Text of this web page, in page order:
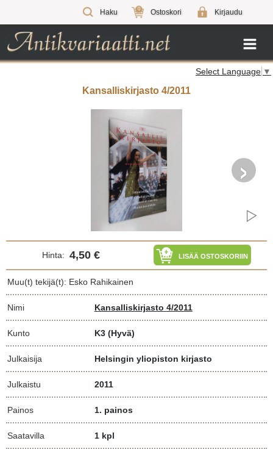
Haku 0 Ostoskori Kirjaudu
Select Language ▼
Kansalliskirjasto 4/2011
›
Hinta: 4,50 € LISÄÄ OSTOSKORIIN
Muu(t) tekijä(t): Esko Rahikainen
Nimi Kansalliskirjasto 4/2011
Kunto K3 (Hyvä)
Julkaisija Helsingin yliopiston kirjasto
Julkaistu 2011
Painos 1. painos
Saatavilla 1 kpl